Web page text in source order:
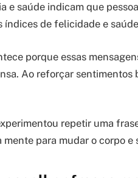
e saúde indicam que
índices de felicidade e
porque essas
Ao reforçar sentimentos
repetir uma
mente para mudar o corpo e